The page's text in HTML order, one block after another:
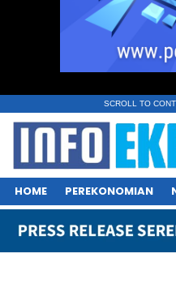
SCROLL TO
HOME PEREKONOMIAN